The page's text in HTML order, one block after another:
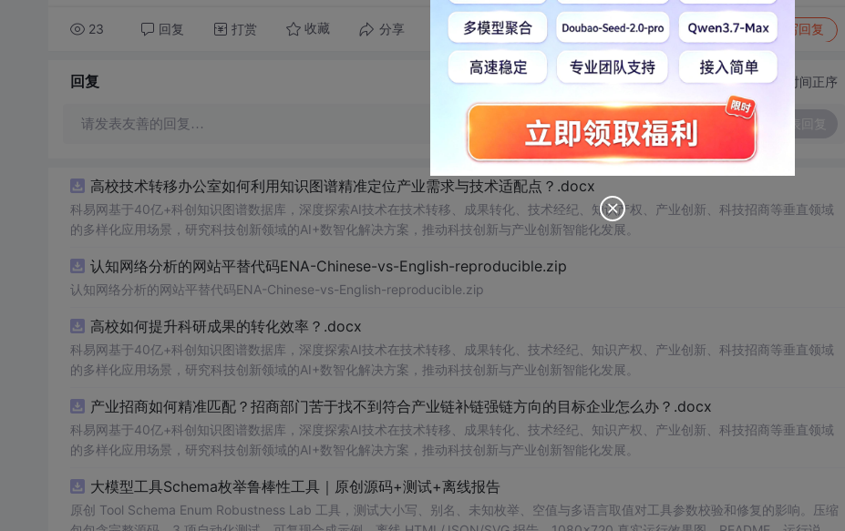
23 回复 打赏 收藏 分享 转发到动态 举报 写回复
回复 切换为时间正序
请发表友善的回复…
高校技术转移办公室如何利用知识图谱精准定位产业需求与技术适配点？.docx
科易网基于40亿+科创知识图谱数据库，深度探索AI技术在技术转移、成果转化、技术经纪、知识产权、产业创新、科技招商等垂直领域
的多样化应用场景，研究科技创新领域的AI+数智化解决方案，推动科技创新与产业创新智能化发展。
认知网络分析的网站平替代码ENA-Chinese-vs-English-reproducible.zip
认知网络分析的网站平替代码ENA-Chinese-vs-English-reproducible.zip
高校如何提升科研成果的转化效率？.docx
科易网基于40亿+科创知识图谱数据库，深度探索AI技术在技术转移、成果转化、技术经纪、知识产权、产业创新、科技招商等垂直领域
的多样化应用场景，研究科技创新领域的AI+数智化解决方案，推动科技创新与产业创新智能化发展。
产业招商如何精准匹配？招商部门苦于找不到符合产业链补链强链方向的目标企业怎么办？.docx
科易网基于40亿+科创知识图谱数据库，深度探索AI技术在技术转移、成果转化、技术经纪、知识产权、产业创新、科技招商等垂直领域
的多样化应用场景，研究科技创新领域的AI+数智化解决方案，推动科技创新与产业创新智能化发展。
大模型工具Schema枚举鲁棒性工具｜原创源码+测试+离线报告
原创 Tool Schema Enum Robustness Lab 工具，测试大小写、别名、未知枚举、空值与多语言取值对工具参数校验和修复的影响。压缩